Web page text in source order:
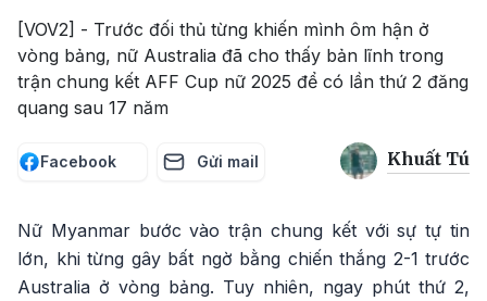
[VOV2] - Trước đối thủ từng khiến mình ôm hận ở
vòng bảng, nữ Australia đã cho thấy bản lĩnh trong
trận chung kết AFF Cup nữ 2025 để có lần thứ 2 đăng
quang sau 17 năm
Facebook Gửi mail Khuất Tú
Nữ Myanmar bước vào trận chung kết với sự tự tin
lớn, khi từng gây bất ngờ bằng chiến thắng 2-1 trước
Australia ở vòng bảng. Tuy nhiên, ngay phút thứ 2,